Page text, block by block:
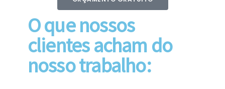
O que nossos
clientes acham do
nosso trabalho: